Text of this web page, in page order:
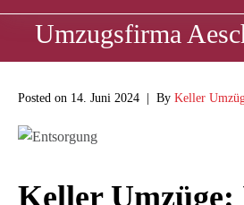
Umzugsfirma
Posted on 14. Juni 2024 By Keller
Keller